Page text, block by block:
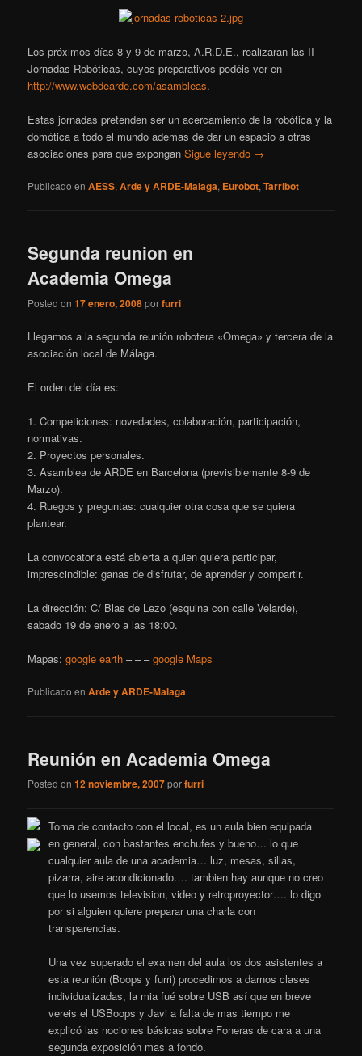
Los próximos días 8 y 9 de marzo, A.R.D.E., realizaran las II
Jornadas Robóticas, cuyos preparativos podéis ver en
http://www.webdearde.com/asambleas.
Estas jornadas pretenden ser un acercamiento de la robótica y la
domótica a todo el mundo ademas de dar un espacio a otras
asociaciones para que exponganSigue leyendo →
Publicado en AESS,Arde y ARDE-Malaga, Eurobot,Tarribot
Segunda reunion en
Academia Omega
Posted on17 enero, 2008porfurri
Llegamos a la segunda reunión robotera «Omega» y tercera de la
asociación local de Málaga.
El orden del día es:
1. Competiciones: novedades, colaboración, participación,
normativas.
2. Proyectos personales.
3. Asamblea de ARDE en Barcelona (previsiblemente 8-9 de
Marzo).
4. Ruegos y preguntas: cualquier otra cosa que se quiera
plantear.
La convocatoria está abierta a quien quiera participar,
imprescindible: ganas de disfrutar, de aprender y compartir.
La dirección: C/ Blas de Lezo (esquina con calle Velarde),
sabado 19 de enero a las 18:00.
Mapas:google earth – – –google Maps
Publicado en Arde y ARDE-Malaga
Reunión en Academia Omega
Posted on12 noviembre, 2007porfurri
Toma de contacto con el local, es un aula bien equipada
en general, con bastantes enchufes y bueno… lo que
cualquier aula de una academia… luz, mesas, sillas,
pizarra, aire acondicionado…. tambien hay aunque no creo
que lo usemos television, video y retroproyector…. lo digo
por si alguien quiere preparar una charla con
transparencias.
Una vez superado el examen del aula los dos asistentes a
esta reunión (Boops y furri) procedimos a darnos clases
individualizadas, la mia fué sobre USB así que en breve
vereis el USBoops y Javi a falta de mas tiempo me
explicó las nociones básicas sobre Foneras de cara a una
segunda exposición mas a fondo.